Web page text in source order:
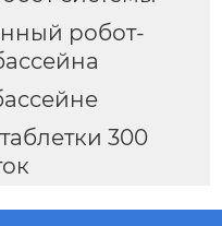
робот-
300